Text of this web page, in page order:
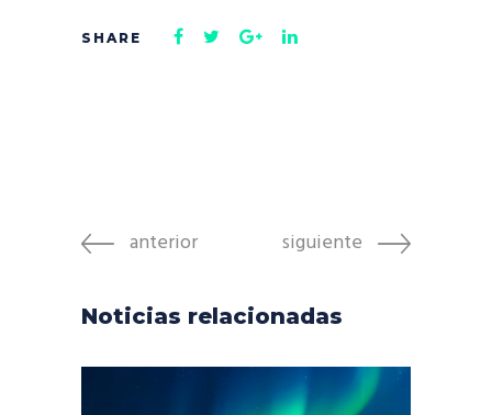
anterior siguiente
Noticias relacionadas